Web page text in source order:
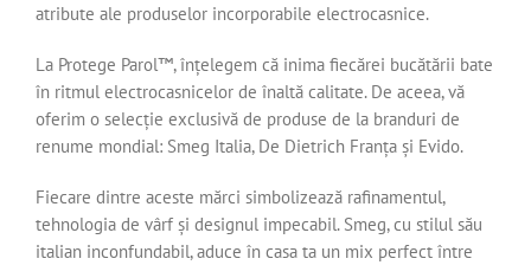
atribute ale produselor incorporabile electrocasnice.
La Protege Parol™️, înțelegem că inima fiecărei bucătării bate
în ritmul electrocasnicelor de înaltă calitate. De aceea, vă
oferim o selecție exclusivă de produse de la branduri de
renume mondial: Smeg Italia, De Dietrich Franța și Evido.
Fiecare dintre aceste mărci simbolizează rafinamentul,
tehnologia de vârf și designul impecabil. Smeg, cu stilul său
italian inconfundabil, aduce în casa ta un mix perfect între